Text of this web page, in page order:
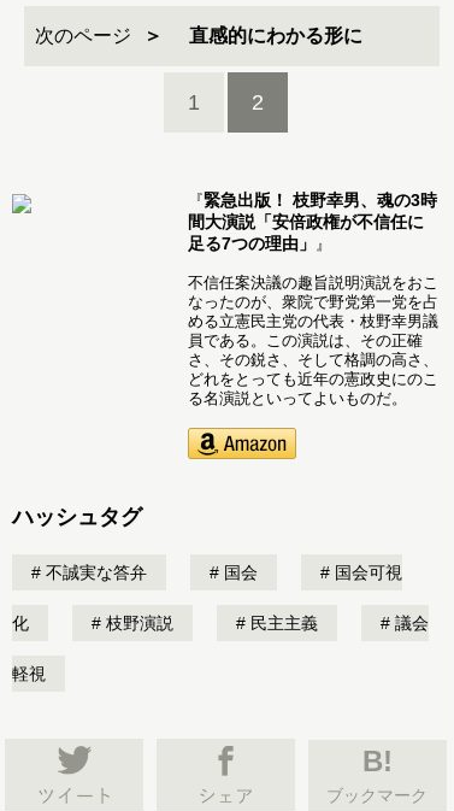
次のページ 直感的にわかる形に
1 2
『緊急出版！ 枝野幸男、魂の3時
間大演説「安倍政権が不信任に
足る7つの理由」
』
不信任案決議の趣旨説明演説をおこ
なったのが、衆院で野党第一党を占
める立憲民主党の代表・枝野幸男議
員である。この演説は、その正確
さ、その鋭さ、そして格調の高さ、
どれをとっても近年の憲政史にのこ
る名演説といってよいものだ。
ハッシュタグ
不誠実な答弁 国会 国会可視
化 枝野演説 民主主義 議会
軽視
B!
ブックマーク